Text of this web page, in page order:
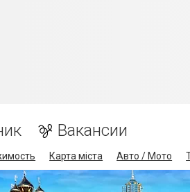
Вакансии
Карта міста Авто / Мото